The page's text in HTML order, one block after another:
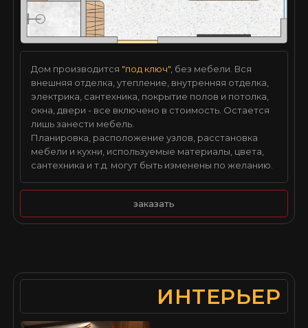
Дом производится "под ключ" , без мебели. Вся
внешняя отделка, утепление, внутренняя отделка,
электрика, сантехника, покрытие полов и потолка,
окна, двери - все включено в стоимость. Остается
лишь занести мебель.
Планировка, расположение узлов, расстановка
мебели и кухни, используемые материалы, цвета,
сантехника и т.д. могут быть изменены по желанию.
заказать
ИНТЕРЬЕР